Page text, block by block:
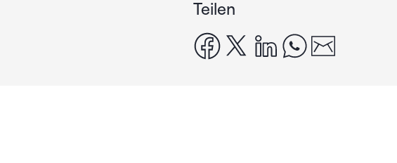
Teilen
facebook
x linkedinwhatsapp